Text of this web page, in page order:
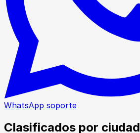
WhatsApp soporte
Clasificados por ciudad